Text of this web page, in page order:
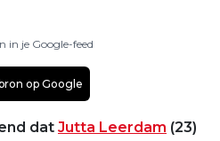
in je Google-feed
op Google
dat Jutta Leerdam (23)